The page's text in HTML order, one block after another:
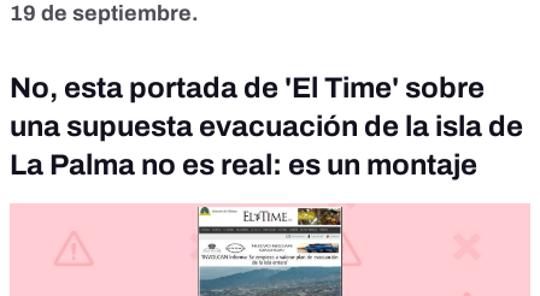
19 de septiembre.
No, esta portada de 'El Time' sobre
una supuesta evacuación de la isla de
La Palma no es real: es un montaje